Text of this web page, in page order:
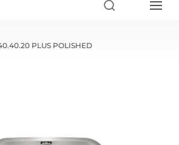
PLUS POLISHED